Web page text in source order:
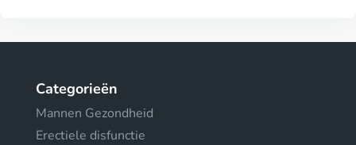
Categorieën
Mannen Gezondheid
Erectiele disfunctie